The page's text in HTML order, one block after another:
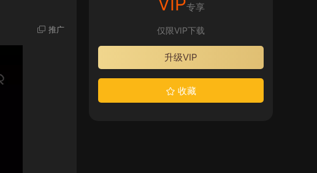
推广
专享
仅限VIP下载
升级VIP
收藏